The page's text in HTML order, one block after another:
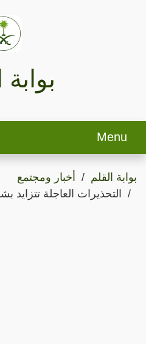
بوابة
Menu
بوابة القلم
أخبار ومجتمع
التحذيرات العاجلة تتزايد